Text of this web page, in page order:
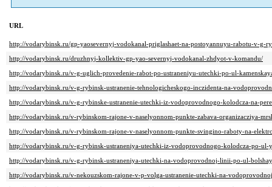
URL
http://vodarybinsk.ru/gp-yaosevernyj-vodokanal-priglashaet-na-postoyannuyu-rabotu-v-g-
http://vodarybinsk.ru/druzhnyj-kollektiv-gp-yao-severnyj-vodokanal-zhdyot-v-komandu/
http://vodarybinsk.ru/v-g-uglich-provedenie-rabot-po-ustraneniyu-utechki-po-ul-
http://vodarybinsk.ru/v-g-rybinsk-ustranenie-tehnologicheskogo-inczidenta-na-
http://vodarybinsk.ru/v-g-rybinske-ustranenie-utechki-iz-vodoprovodnogo-kolodcza-na-
http://vodarybinsk.ru/v-rybinskom-rajone-v-naselyonnom-punkte-zabava-organizacziya-
http://vodarybinsk.ru/v-rybinskom-rajone-v-naselyonnom-punkte-svingino-raboty-na-
http://vodarybinsk.ru/v-g-rybinsk-ustraneniya-utechki-iz-vodoprovodnogo-kolodcza-po-ul-
http://vodarybinsk.ru/v-g-rybinsk-ustraneniya-utechki-na-vodoprovodnoj-linii-po-ul-
http://vodarybinsk.ru/v-nekouzskom-rajone-v-p-volga-ustranenie-utechki-na-